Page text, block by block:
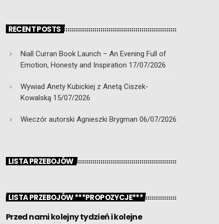
RECENT POSTS
Niall Curran Book Launch – An Evening Full of
Emotion, Honesty and Inspiration 17/07/2026
Wywiad Anety Kubickiej z Anetą Ciszek-
Kowalską 15/07/2026
Wieczór autorski Agnieszki Brygman 06/07/2026
LISTA PRZEBOJÓW
LISTA PRZEBOJÓW ***PROPOZYCJE***
Przed nami kolejny tydzień i kolejne